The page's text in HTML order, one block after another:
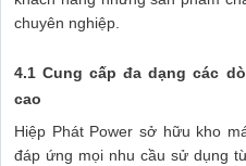
chuyên nghiệp.
4.1 Cung cấp đa dạng các
cao
Hiệp Phát Power sở hữu kho
đáp ứng mọi nhu cầu sử dụng